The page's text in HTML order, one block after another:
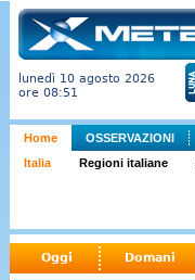
lunedì 10 agosto 2026
ore 08:51
Home OSSERVAZIONI
Italia
Regioni italiane
Oggi Domani